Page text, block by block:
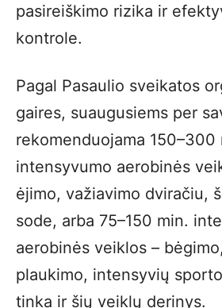
pasireiškimo rizika ir
kontrole.
Pagal Pasaulio sveikatos
gaires, suaugusiems per
rekomenduojama
intensyvumo aerobinės
ėjimo, važiavimo dviračiu,
sode, arba 75–150 min.
aerobinės veiklos –
plaukimo, intensyvių
tinka ir šių veiklų derinys.